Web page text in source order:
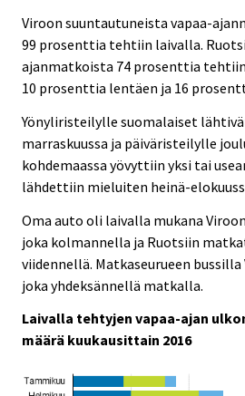
Viroon suuntautuneista vapaa-
99 prosenttia tehtiin laivalla.
ajanmatkoista 74 prosenttia
10 prosenttia lentäen ja 16
Yönyliristeilylle suomalaiset
marraskuussa ja päiväristeilylle
kohdemaassa yövyttiin yksi tai
lähdettiin mieluiten heinä-
Oma auto oli laivalla mukana
joka kolmannella ja Ruotsiin
viidennellä. Matkaseurueen
joka yhdeksännellä matkalla.
Laivalla tehtyjen vapaa-ajan
määrä kuukausittain 2016